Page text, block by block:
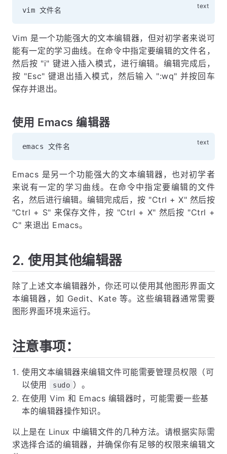
Vim 是一个功能强大的文本编辑器，但对初学者来说可
能有一定的学习曲线。在命令中指定要编辑的文件名，
然后按 "i" 键进入插入模式，进行编辑。编辑完成后，
按 "Esc" 键退出插入模式，然后输入 ":wq" 并按回车
保存并退出。
使用 Emacs 编辑器
Emacs 是另一个功能强大的文本编辑器，也对初学者
来说有一定的学习曲线。在命令中指定要编辑的文件
名，然后进行编辑。编辑完成后，按 "Ctrl + X" 然后按
"Ctrl + S" 来保存文件，按 "Ctrl + X" 然后按 "Ctrl +
C" 来退出 Emacs。
2. 使用其他编辑器
除了上述文本编辑器外，你还可以使用其他图形界面文
本编辑器，如 Gedit、Kate 等。这些编辑器通常需要
图形界面环境来运行。
注意事项：
使用文本编辑器来编辑文件可能需要管理员权限（可
以使用
sudo ）。
在使用 Vim 和 Emacs 编辑器时，可能需要一些基
本的编辑器操作知识。
以上是在 Linux 中编辑文件的几种方法。请根据实际需
求选择合适的编辑器，并确保你有足够的权限来编辑文